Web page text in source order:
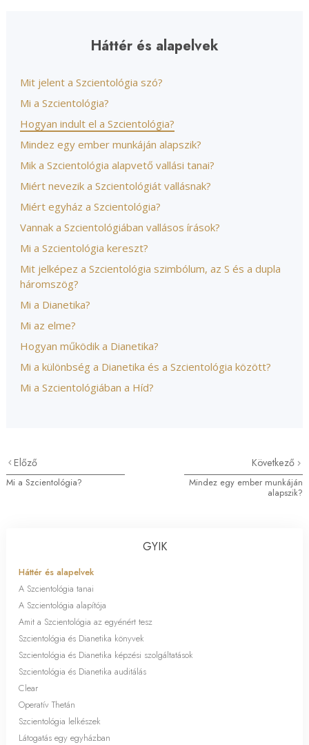
Háttér és alapelvek
Mit jelent a Szcientológia szó?
Mi a Szcientológia?
Hogyan indult el a Szcientológia?
Mindez egy ember munkáján alapszik?
Mik a Szcientológia alapvető vallási tanai?
Miért nevezik a Szcientológiát vallásnak?
Miért egyház a Szcientológia?
Vannak a Szcientológiában vallásos írások?
Mi a Szcientológia kereszt?
Mit jelképez a Szcientológia szimbólum, az S és a dupla
háromszög?
Mi a Dianetika?
Mi az elme?
Hogyan működik a Dianetika?
Mi a különbség a Dianetika és a Szcientológia között?
Mi a Szcientológiában a Híd?
Előző
Mi a Szcientológia?
Következő
Mindez egy ember munkáján
alapszik?
GYIK
Háttér és alapelvek
A Szcientológia tanai
A Szcientológia alapítója
Amit a Szcientológia az egyénért tesz
Szcientológia és Dianetika könyvek
Szcientológia és Dianetika képzési szolgáltatások
Szcientológia és Dianetika auditálás
Clear
Operatív Thetán
Szcientológia lelkészek
Látogatás egy egyházban